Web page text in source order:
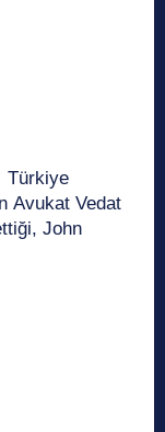
Türkiye
Avukat Vedat
John